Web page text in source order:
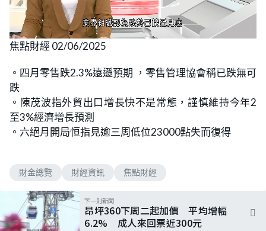
n
m
e
L
o
a
d
:
4
%
焦點財經 02/06/2025
。四月零售跌2.3%遠遜預期 ，零售管理協會稱已跌無可
跌
。陳茂波指外貿出口增長快不是常態，謹慎維持今年2
至3%經濟增長預測
。六絕月開局恒指見逾三周低位23000點失而復得
財金總覽 財經資訊 焦點財經
下一則新聞
昂坪360下周二起加價 平均增幅
6.2% 成人來回票近300元